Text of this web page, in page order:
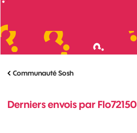
Communauté Sosh
Derniers envois par Flo72150